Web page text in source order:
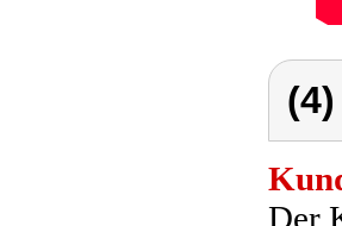
Der